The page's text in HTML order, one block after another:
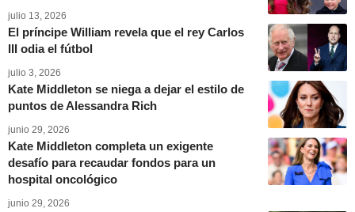
julio 13, 2026
El príncipe William revela que el rey Carlos
III odia el fútbol
julio 3, 2026
Kate Middleton se niega a dejar el estilo de
puntos de Alessandra Rich
junio 29, 2026
Kate Middleton completa un exigente
desafío para recaudar fondos para un
hospital oncológico
junio 29, 2026